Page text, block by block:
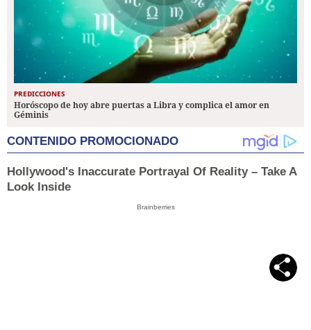
PREDICCIONES
Horóscopo de hoy abre puertas a Libra y complica el amor en
Géminis
CONTENIDO PROMOCIONADO
Hollywood's Inaccurate Portrayal Of Reality – Take A
Look Inside
Brainberries